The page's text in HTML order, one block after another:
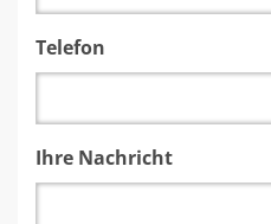
Telefon
Ihre Nachricht